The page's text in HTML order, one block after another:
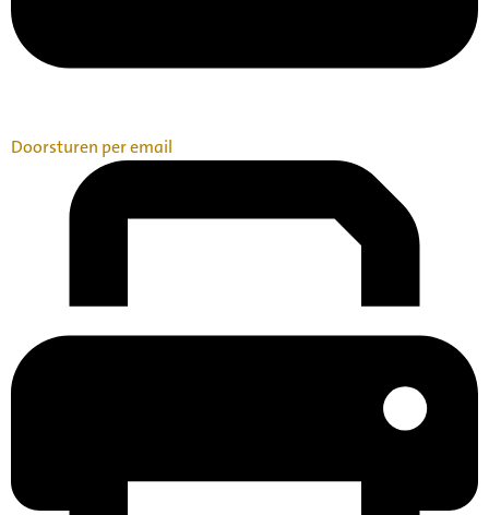
Doorsturen per email